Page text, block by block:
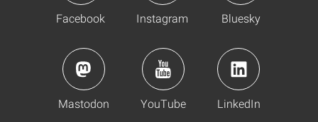
Facebook Instagram Bluesky
Mastodon YouTube LinkedIn